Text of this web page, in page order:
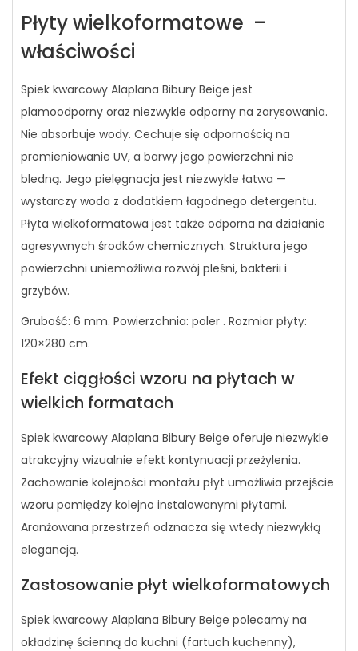
Płyty wielkoformatowe –
właściwości
Spiek kwarcowy Alaplana Bibury Beige jest
plamoodporny oraz niezwykle odporny na zarysowania.
Nie absorbuje wody. Cechuje się odpornością na
promieniowanie UV, a barwy jego powierzchni nie
bledną. Jego pielęgnacja jest niezwykle łatwa —
wystarczy woda z dodatkiem łagodnego detergentu.
Płyta wielkoformatowa jest także odporna na działanie
agresywnych środków chemicznych. Struktura jego
powierzchni uniemożliwia rozwój pleśni, bakterii i
grzybów.
Grubość: 6 mm. Powierzchnia: poler . Rozmiar płyty:
120×280 cm.
Efekt ciągłości wzoru na płytach w
wielkich formatach
Spiek kwarcowy Alaplana Bibury Beige oferuje niezwykle
atrakcyjny wizualnie efekt kontynuacji przeżylenia.
Zachowanie kolejności montażu płyt umożliwia przejście
wzoru pomiędzy kolejno instalowanymi płytami.
Aranżowana przestrzeń odznacza się wtedy niezwykłą
elegancją.
Zastosowanie płyt wielkoformatowych
Spiek kwarcowy Alaplana Bibury Beige polecamy na
okładzinę ścienną do kuchni (fartuch kuchenny),